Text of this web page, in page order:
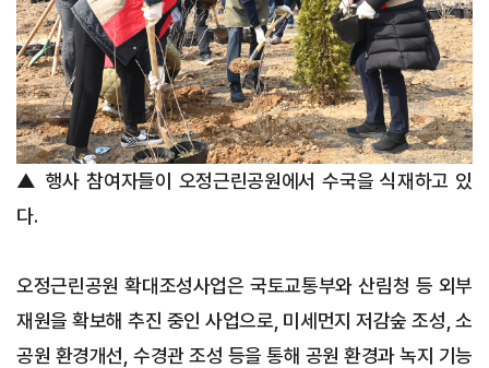
▲ 행사 참여자들이 오정근린공원에서 수국을 식재하고 있
다.
오정근린공원 확대조성사업은 국토교통부와 산림청 등 외부
재원을 확보해 추진 중인 사업으로, 미세먼지 저감숲 조성, 소
공원 환경개선, 수경관 조성 등을 통해 공원 환경과 녹지 기능